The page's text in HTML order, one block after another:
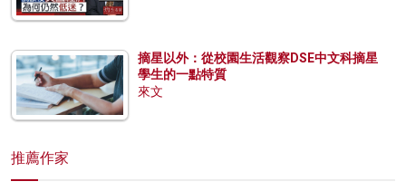
摘星以外：從校園生活觀察DSE中文科摘星
學生的一點特質
來文
推薦作家